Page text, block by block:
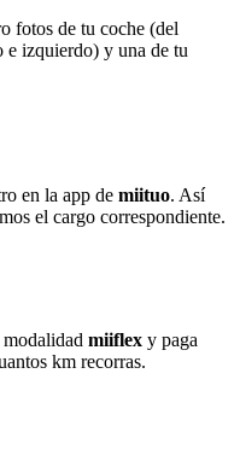
fotos de tu coche (del
e izquierdo) y una de tu
en la app de miituo. Así
el cargo correspondiente.
miiflex y paga
km recorras.